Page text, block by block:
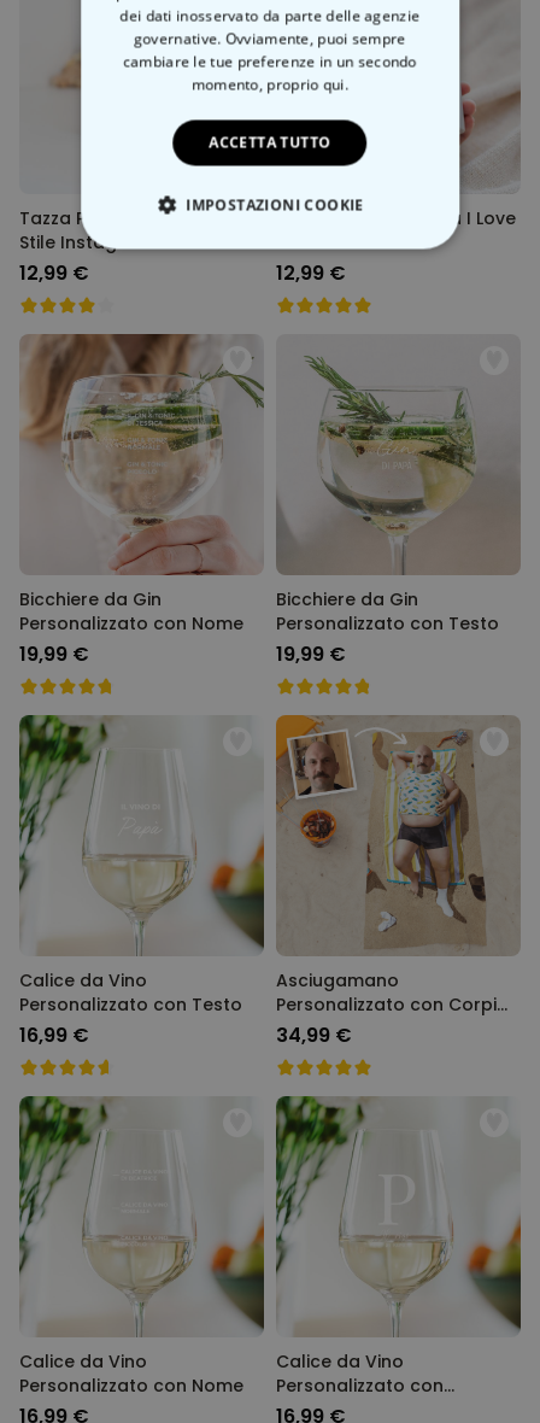
Tazza Personalizzata in
Stile Instagram
12,99 €
Tazza Personalizzata I Love
...
12,99 €
Bicchiere da Gin
Personalizzato con Nome
19,99 €
Bicchiere da Gin
Personalizzato con Testo
19,99 €
Calice da Vino
Personalizzato con Testo
16,99 €
Asciugamano
Personalizzato con Corpi
da Sogno
34,99 €
Calice da Vino
Personalizzato con Nome
16,99 €
Calice da Vino
Personalizzato con
Monogramma
16,99 €
dei dati inosservato da parte delle agenzie
governative. Ovviamente, puoi sempre
cambiare le tue preferenze in un secondo
momento, proprio qui.
ACCETTA TUTTO
IMPOSTAZIONI COOKIE
STRETTAMENTE NECESSARIO
MARKETING
NON CLASSIFICATO